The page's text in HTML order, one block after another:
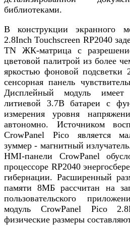
библиотеками.
В конструкции экранного
2.8Inch Touchscreen RP2040
TN ЖК-матрица с
цветовой палитрой из более
яркостью фоновой подсветки
сенсорная панель
Дисплейный модуль имеет
литиевой 3.7В батареи с
измерения уровня
автономно. Источником
CrowPanel Pico является
зуммер - магнитный
HMI-панели CrowPanel
процессоре RP2040
гибернации. Расширенный
памяти 8МБ рассчитан на
пользовательского
модуль CrowPanel Pico
физические размеры